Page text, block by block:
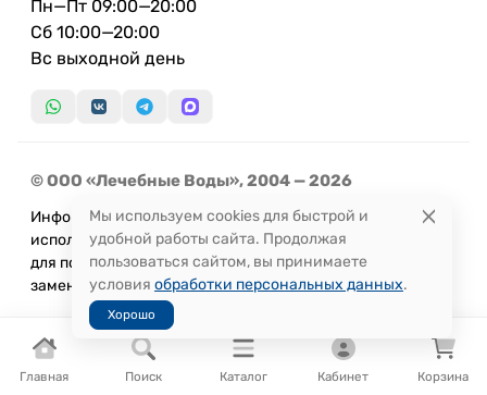
Главная Поиск Каталог Кабинет Корзина
Пн—Пт 09:00—20:00
Сб 10:00—20:00
Вс выходной день
© ООО «Лечебные Воды», 2004 — 2026
Информация, представленная на сайте, не может быть
использована
для постановки диагноза или назначения лечения и не
заменяет прием врача.
Мы используем cookies для быстрой и
удобной работы сайта. Продолжая
пользоваться сайтом, вы принимаете
условия обработки персональных данных.
Хорошо